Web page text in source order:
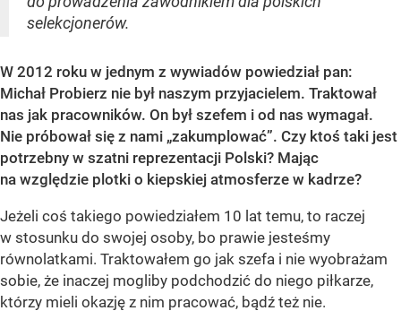
selekcjonerów.
W 2012 roku w jednym z wywiadów powiedział pan:
Michał Probierz nie był naszym przyjacielem. Traktował
nas jak pracowników. On był szefem i od nas wymagał.
Nie próbował się z nami „zakumplować”. Czy ktoś taki jest
potrzebny w szatni reprezentacji Polski? Mając
na względzie plotki o kiepskiej atmosferze w kadrze?
Jeżeli coś takiego powiedziałem 10 lat temu, to raczej
w stosunku do swojej osoby, bo prawie jesteśmy
równolatkami. Traktowałem go jak szefa i nie wyobrażam
sobie, że inaczej mogliby podchodzić do niego piłkarze,
którzy mieli okazję z nim pracować, bądź też nie.